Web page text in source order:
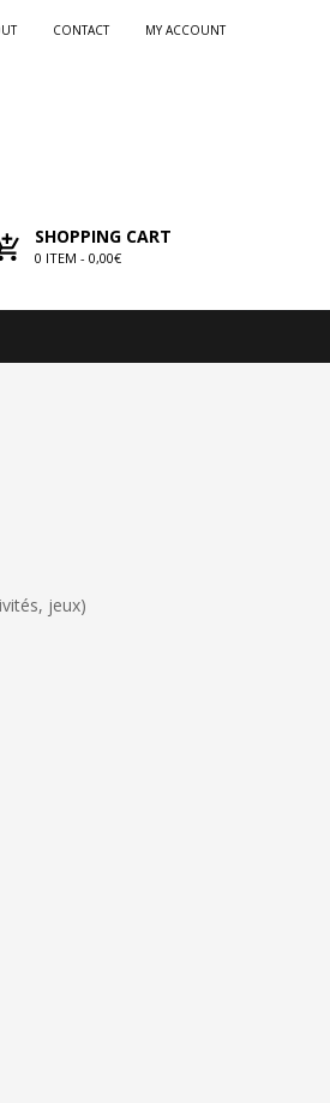
MY ACCOUNT
CONTACT
SHOPPING CART
0 ITEM - 0,00€
jeux)